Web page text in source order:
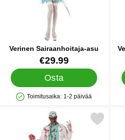
Verinen Sairaanhoitaja-asu
Tuote.nro 6478€29.99
Osta
Saatavuus: Varastossa
Toimitusaika: 1-2 päivää
Merkitse zombi Lääkäri